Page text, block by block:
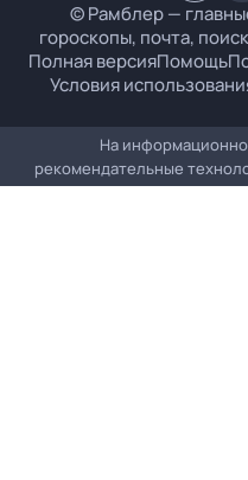
© Рамблер —
гороскопы, почта,
Полная версияПомощь
Условия
На
рекомендательные